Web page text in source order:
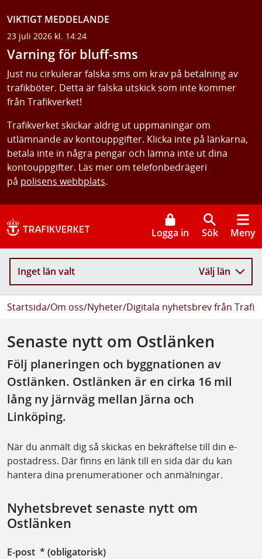
VIKTIGT MEDDELANDE
23 juli 2026 kl. 14:24
Varning för bluff-sms
Just nu cirkulerar falska sms om krav på betalning av
trafikböter. Detta är falska utskick som inte kommer
från Trafikverket!
Trafikverket skickar aldrig ut uppmaningar om
utlämnande av kontouppgifter. Klicka inte på länkarna,
betala inte in några pengar och lämna inte ut dina
kontouppgifter. Läs mer om telefonbedrägeri
på polisens webbplats.
Logga in Sök Meny
Inget län valt Välj län
Startsida/Om oss/Nyheter/Digitala nyhetsbrev från
Senaste nytt om Ostlänken
Följ planeringen och byggnationen av
Ostlänken. Ostlänken är en cirka 16 mil
lång ny järnväg mellan Järna och
Linköping.
När du anmält dig så skickas en bekräftelse till din e-
postadress. Där finns en länk till en sida där du kan
hantera dina prenumerationer och anmälningar.
Nyhetsbrevet senaste nytt om
Ostlänken
E-post * (obligatorisk)